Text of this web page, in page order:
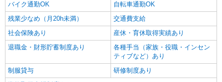
バイク通勤OK
自転車通勤OK
残業少なめ（月20h未満）
交通費支給
社会保険あり
産休・育休取得実績あり
退職金・財形貯蓄制度あり
各種手当（家族・役職・インセン
ティブなど）あり
制服貸与
研修制度あり